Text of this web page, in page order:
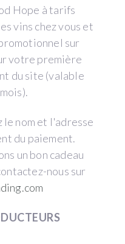
Hope à tarifs
vins chez vous et
sur
votre première
du site (valable
le nom et l'adresse
du paiement.
un bon cadeau
nous sur